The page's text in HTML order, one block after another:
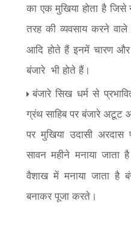
का एक मुखिया होता है
तरह की व्यवसाय करने वाले
आदि होते हैं इनमें चारण और
बंजारे भी होते हैं।
बंजारे सिख धर्म से
ग्रंथ साहिब पर बंजारे
पर मुखिया उदासी अरदास
सावन महीने मनाया जाता है
वैशाख में मनाया जाता है
बनाकर पूजा करते।